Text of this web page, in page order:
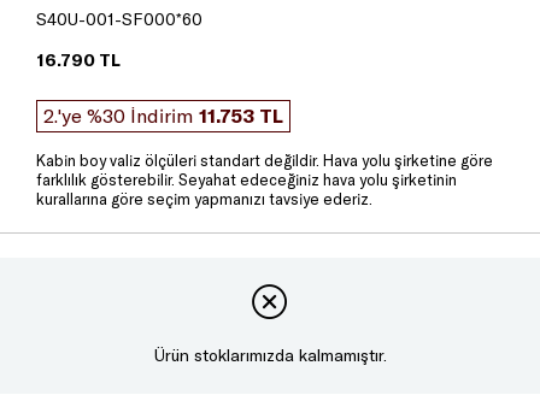
S40U-001-SF000*60
16.790 TL
2.'ye %30 İndirim 11.753 TL
Kabin boy valiz ölçüleri standart değildir. Hava yolu şirketine göre
farklılık gösterebilir. Seyahat edeceğiniz hava yolu şirketinin
kurallarına göre seçim yapmanızı tavsiye ederiz.
Ürün stoklarımızda kalmamıştır.